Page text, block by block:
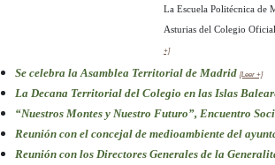
La Escuela Politécnica de
Asturias del Colegio
+]
Se celebra la Asamblea Territorial de Madrid [Leer +]
La Decana Territorial del Colegio en las Islas
“Nuestros Montes y Nuestro Futuro”, Encuentro
Reunión con el concejal de medioambiente del
Reunión con los Directores Generales de la